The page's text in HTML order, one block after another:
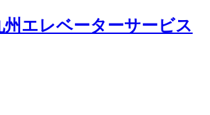
州エレベーターサービス